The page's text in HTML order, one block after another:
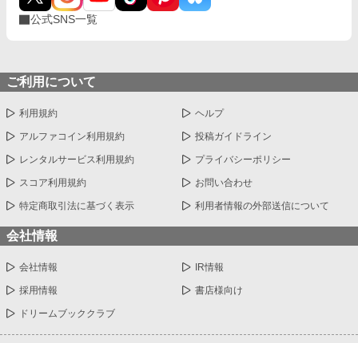
公式SNS一覧
ご利用について
利用規約 ヘルプ
アルファコイン利用規約 投稿ガイドライン
レンタルサービス利用規約 プライバシーポリシー
スコア利用規約 お問い合わせ
特定商取引法に基づく表示 利用者情報の外部送信について
会社情報
会社情報 IR情報
採用情報 書店様向け
ドリームブッククラブ